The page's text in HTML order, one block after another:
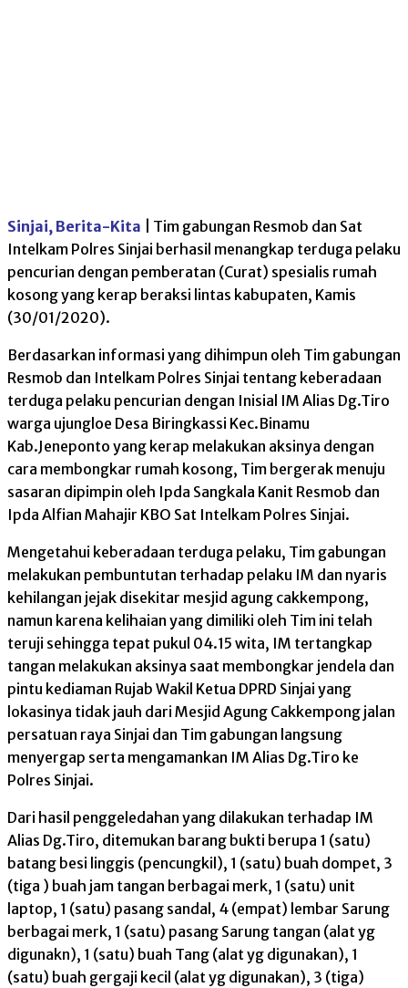
Sinjai, Berita-Kita | Tim gabungan Resmob dan Sat
Intelkam Polres Sinjai berhasil menangkap terduga pelaku
pencurian dengan pemberatan (Curat) spesialis rumah
kosong yang kerap beraksi lintas kabupaten, Kamis
(30/01/2020).
Berdasarkan informasi yang dihimpun oleh Tim gabungan
Resmob dan Intelkam Polres Sinjai tentang keberadaan
terduga pelaku pencurian dengan Inisial IM Alias Dg.Tiro
warga ujungloe Desa Biringkassi Kec.Binamu
Kab.Jeneponto yang kerap melakukan aksinya dengan
cara membongkar rumah kosong, Tim bergerak menuju
sasaran dipimpin oleh Ipda Sangkala Kanit Resmob dan
Ipda Alfian Mahajir KBO Sat Intelkam Polres Sinjai.
Mengetahui keberadaan terduga pelaku, Tim gabungan
melakukan pembuntutan terhadap pelaku IM dan nyaris
kehilangan jejak disekitar mesjid agung cakkempong,
namun karena kelihaian yang dimiliki oleh Tim ini telah
teruji sehingga tepat pukul 04.15 wita, IM tertangkap
tangan melakukan aksinya saat membongkar jendela dan
pintu kediaman Rujab Wakil Ketua DPRD Sinjai yang
lokasinya tidak jauh dari Mesjid Agung Cakkempong jalan
persatuan raya Sinjai dan Tim gabungan langsung
menyergap serta mengamankan IM Alias Dg.Tiro ke
Polres Sinjai.
Dari hasil penggeledahan yang dilakukan terhadap IM
Alias Dg.Tiro, ditemukan barang bukti berupa 1 (satu)
batang besi linggis (pencungkil), 1 (satu) buah dompet, 3
(tiga ) buah jam tangan berbagai merk, 1 (satu) unit
laptop, 1 (satu) pasang sandal, 4 (empat) lembar Sarung
berbagai merk, 1 (satu) pasang Sarung tangan (alat yg
digunakn), 1 (satu) buah Tang (alat yg digunakan), 1
(satu) buah gergaji kecil (alat yg digunakan), 3 (tiga)